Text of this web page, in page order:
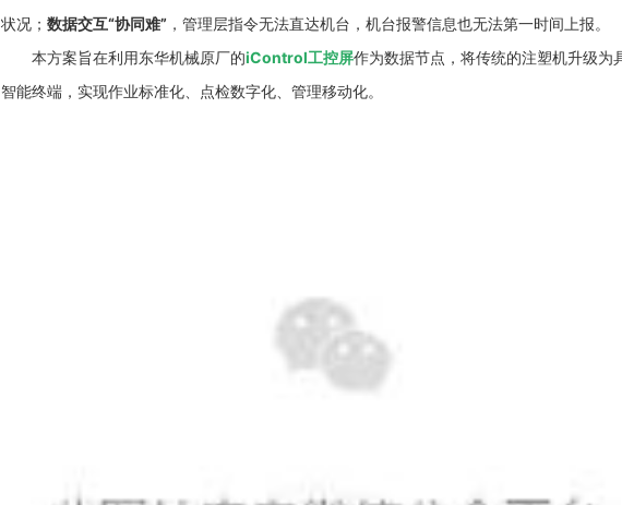
状况； 数据交互“协同难” ，管理层指令无法直达机台，机台报警信息也无法第一时间上报。
本方案旨在利用东华机械原厂的iControl工控屏作为数据节点，将传统的注塑机升级为
智能终端，实现作业标准化、点检数字化、管理移动化。